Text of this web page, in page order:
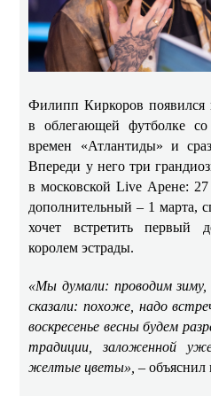
Филипп Киркоров появился
в облегающей футболке
времен «Атлантиды» и
Впереди у него три
в московской Live Арене:
дополнительный – 1 марта,
хочет встретить первый
королем эстрады.
«Мы думали: проводим
сказали: похоже, надо
воскресенье весны будем
традиции, заложенной
желтые цветы», – объяснил